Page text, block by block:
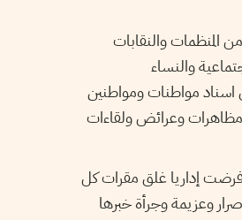
المنظمات والنقابات
والنساء
اسناد مواطنات ومواطنين
وعرائض ولقاءات
إداريا غلق مقرات كل
وعزيمة وجرأة خبرها